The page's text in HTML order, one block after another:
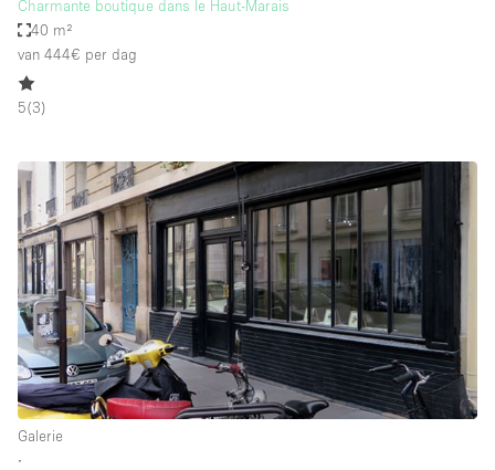
Charmante boutique dans le Haut-Marais
40 m²
van 444€ per dag
5(3)
Galerie
∙